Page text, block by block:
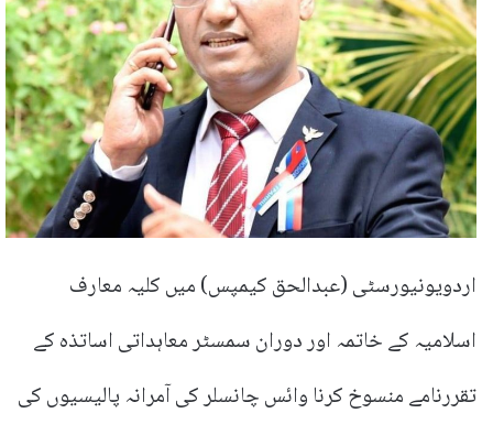
اردویونیورسٹی (عبدالحق کیمپس) میں کلیہ معارف
اسلامیہ کے خاتمہ اور دوران سمسٹر معاہداتی اساتذہ کے
تقررنامے منسوخ کرنا وائس چانسلر کی آمرانہ پالیسیوں کی